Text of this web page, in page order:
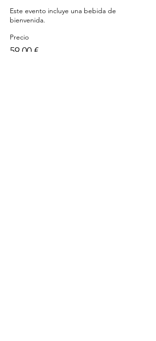
Este evento incluye una bebida de
Precio
59,00 €